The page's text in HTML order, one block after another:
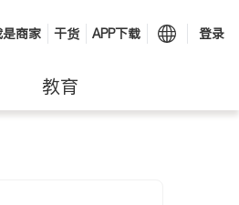
是商家 干货 APP下载 登录
教育